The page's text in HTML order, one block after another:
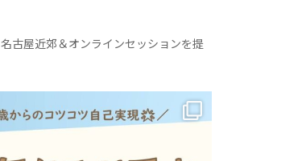
名古屋近郊＆オンラインセッションを提